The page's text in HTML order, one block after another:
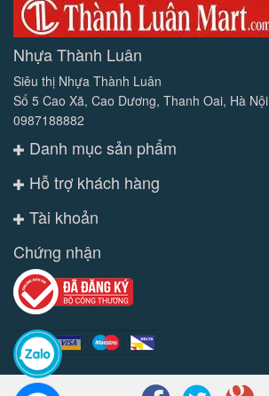
Nhựa Thành Luân
Siêu thị Nhựa Thành Luân
Số 5 Cao Xã, Cao Dương, Thanh Oai, Hà Nội
0987188882
Danh mục sản phẩm
Hỗ trợ khách hàng
Tài khoản
Chứng nhận